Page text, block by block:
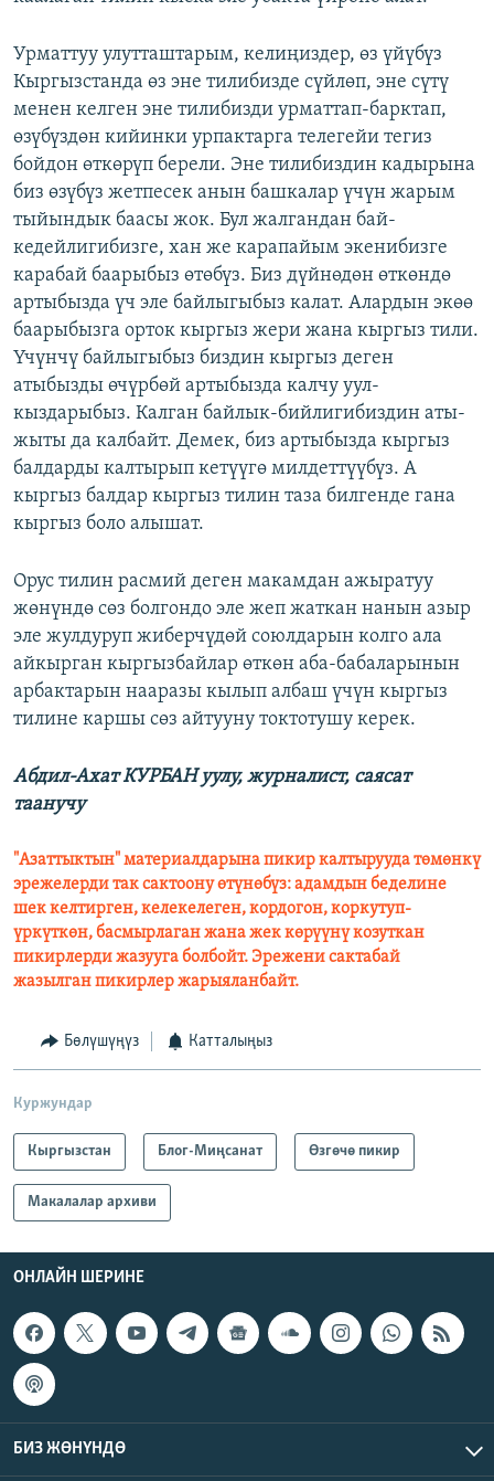
Урматтуу улутташтарым, келиңиздер, өз үйүбүз
Кыргызстанда өз эне тилибизде сүйлөп, эне сүтү
менен келген эне тилибизди урматтап-барктап,
өзүбүздөн кийинки урпактарга телегейи тегиз
бойдон өткөрүп берели. Эне тилибиздин кадырына
биз өзүбүз жетпесек анын башкалар үчүн жарым
тыйындык баасы жок. Бул жалгандан бай-
кедейлигибизге, хан же карапайым экенибизге
карабай баарыбыз өтөбүз. Биз дүйнөдөн өткөндө
артыбызда үч эле байлыгыбыз калат. Алардын экөө
баарыбызга орток кыргыз жери жана кыргыз тили.
Үчүнчү байлыгыбыз биздин кыргыз деген
атыбызды өчүрбөй артыбызда калчу уул-
кыздарыбыз. Калган байлык-бийлигибиздин аты-
жыты да калбайт. Демек, биз артыбызда кыргыз
балдарды калтырып кетүүгө милдеттүүбүз. А
кыргыз балдар кыргыз тилин таза билгенде гана
кыргыз боло алышат.
Орус тилин расмий деген макамдан ажыратуу
жөнүндө сөз болгондо эле жеп жаткан нанын азыр
эле жулдуруп жиберчүдөй союлдарын колго ала
айкырган кыргызбайлар өткөн аба-бабаларынын
арбактарын нааразы кылып албаш үчүн кыргыз
тилине каршы сөз айтууну токтотушу керек.
Абдил-Ахат КУРБАН уулу, журналист, саясат
таанучу
"Азаттыктын" материалдарына пикир калтырууда төмөнкү
эрежелерди так сактоону өтүнөбүз: адамдын беделине
шек келтирген, келекелеген, кордогон, коркутуп-
үркүткөн, басмырлаган жана жек көрүүнү козуткан
пикирлерди жазууга болбойт. Эрежени сактабай
жазылган пикирлер жарыяланбайт.
Бөлүшүңүз Катталыңыз
Куржундар
Кыргызстан Блог-Миңсанат Өзгөчө пикир
Макалалар архиви
ОНЛАЙН ШЕРИНЕ
БИЗ ЖӨНҮНДӨ